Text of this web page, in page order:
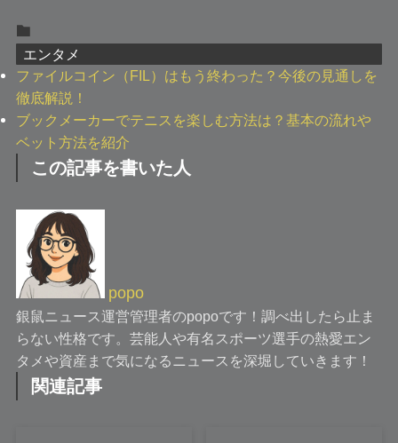
エンタメ
ファイルコイン（FIL）はもう終わった？今後の見通しを
徹底解説！
ブックメーカーでテニスを楽しむ方法は？基本の流れや
ベット方法を紹介
この記事を書いた人
popo
銀鼠ニュース運営管理者のpopoです！調べ出したら止ま
らない性格です。芸能人や有名スポーツ選手の熱愛エン
タメや資産まで気になるニュースを深堀していきます！
関連記事